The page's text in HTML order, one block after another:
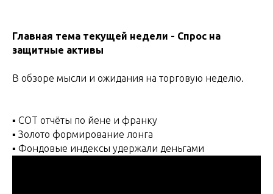
Главная тема текущей недели - Спрос на
защитные активы
В обзоре мысли и ожидания на торговую неделю.
▪️ СОТ отчёты по йене и франку
▪️ Золото формирование лонга
▪️ Фондовые индексы удержали деньгами